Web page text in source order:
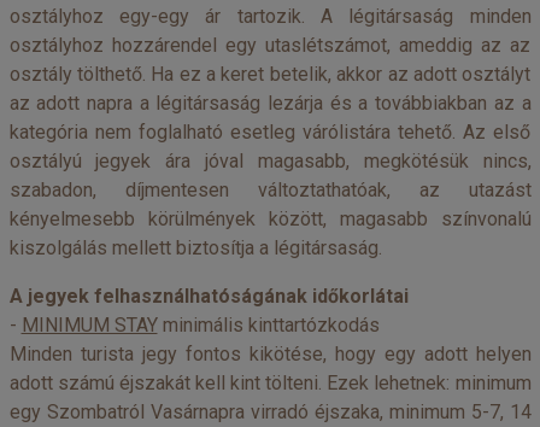
osztályhoz egy-egy ár tartozik. A légitársaság minden
osztályhoz hozzárendel egy utaslétszámot, ameddig az az
osztály tölthető. Ha ez a keret betelik, akkor az adott osztályt
az adott napra a légitársaság lezárja és a továbbiakban az a
kategória nem foglalható esetleg várólistára tehető. Az első
osztályú jegyek ára jóval magasabb, megkötésük nincs,
szabadon, díjmentesen változtathatóak, az utazást
kényelmesebb körülmények között, magasabb színvonalú
kiszolgálás mellett biztosítja a légitársaság.
A jegyek felhasználhatóságának időkorlátai
- MINIMUM STAYminimális kinttartózkodás
Minden turista jegy fontos kikötése, hogy egy adott helyen
adott számú éjszakát kell kint tölteni. Ezek lehetnek: minimum
egy Szombatról Vasárnapra virradó éjszaka, minimum 5-7, 14